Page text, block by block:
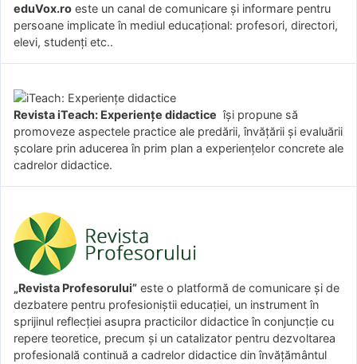
eduVox.ro este un canal de comunicare și informare pentru
persoane implicate în mediul educațional: profesori, directori,
elevi, studenți etc..
Revista iTeach: Experienţe didactice îşi propune să
promoveze aspectele practice ale predării, învăţării şi evaluării
şcolare prin aducerea în prim plan a experienţelor concrete ale
cadrelor didactice.
„Revista Profesorului” este o platformă de comunicare și de
dezbatere pentru profesioniștii educației, un instrument în
sprijinul reflecției asupra practicilor didactice în conjuncție cu
repere teoretice, precum și un catalizator pentru dezvoltarea
profesională continuă a cadrelor didactice din învățământul